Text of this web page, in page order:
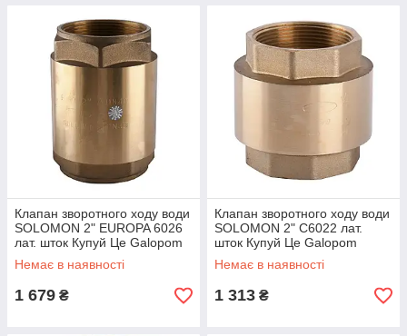
Клапан зворотного ходу води
SOLOMON 2" EUROPA 6026
лат. шток Купуй Це Galopom
Немає в наявності
1 679 ₴
Клапан зворотного ходу води
SOLOMON 2" C6022 лат.
шток Купуй Це Galopom
Немає в наявності
1 313 ₴